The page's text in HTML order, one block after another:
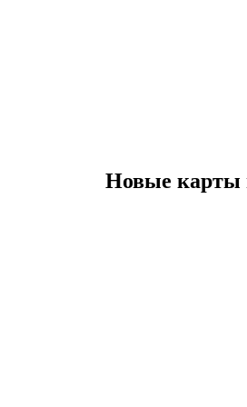
Новые карты